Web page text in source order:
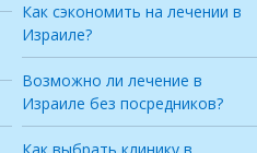
Как сэкономить на лечении в
Израиле?
Возможно ли лечение в
Израиле без посредников?